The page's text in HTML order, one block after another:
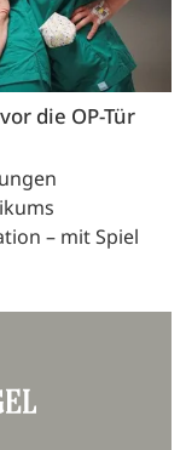
die OP-Tür
– mit Spiel